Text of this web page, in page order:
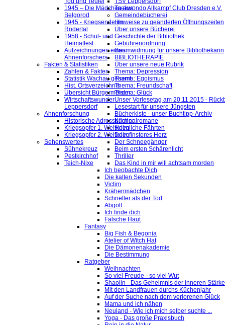
1945 – Die Mädchen aus
Belgorod
1945 - Kriegsende im
Rödertal
1958 - Schul- und
Heimatfest
Aufzeichnungen eines
Ahnenforschers
Fakten & Statistiken
Zahlen & Fakten
Statistik Wachau gesamt
Hist. Ortsverzeichnis
Übersicht Bürgermeister
Wirtschaftswunder
Leppersdorf
Ahnenforschung
Historische Adressbücher
Kriegsopfer 1. Weltkrieg
Kriegsopfer 2. Weltkrieg
Sehenswertes
Sühnekreuz
Pestkirchhof
Teich-Nixe
Taekwondo Allkampf Club Dresden e.V.
Gemeindebücherei
Hinweise zu geänderten Öffnungszeiten
Über unsere Bücherei
Geschichte der Bibliothek
Gebührenordnung
Baumwidmung für unsere Bibliothekarin
BIBLIOTHERAPIE
Über unsere neue Rubrik
Thema: Depression
Thema: Egoismus
Thema: Freundschaft
Thema: Glück
Unser Vorlesetag am 20.11.2015 -
Lesestart für unsere Jüngsten
Bücherkiste - unser Buchtipp-Archiv
Kriminalromane
Heimliche Fährten
Dein finsteres Herz
Der Schneegänger
Beim ersten Schärenlicht
Thriller
Das Kind in mir will achtsam morden
Ich beobachte Dich
Die kalten Sekunden
Victim
Krähenmädchen
Schneller als der Tod
Abgott
Ich finde dich
Falsche Haut
Fantasy
Big Fish & Begonia
Atelier of Witch Hat
Die Dämonenakademie
Die Bestimmung
Ratgeber
Weihnachten
So viel Freude - so viel Wut
Shaolin - Das Geheimnis der inneren Stärke
Mit den Landfrauen durchs Küchenjahr
Auf der Suche nach dem verlorenen Glück
Mama und ich nähen
Neuland - Wie ich mich selber suchte ...
Yoga - Das große Praxisbuch